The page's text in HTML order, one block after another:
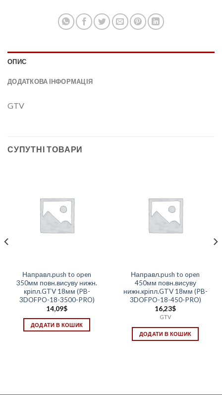
ОПИС
ДОДАТКОВА ІНФОРМАЦІЯ
GTV
СУПУТНІ ТОВАРИ
Направл.push to open
350мм повн.висуву нижн.
кріпл.GTV 18мм (PB-
3DOFPO-18-3500-PRO)
14,09$
ДОДАТИ В КОШИК
Направл.push to open
450мм повн.висуву
нижн.кріпл.GTV 18мм (PB-
3DOFPO-18-450-PRO)
16,23$
GTV
ДОДАТИ В КОШИК